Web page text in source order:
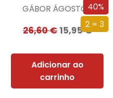
40%
2 = 3
GÁBOR ÁGOSTON
26,60€ 15,95€
Adicionar ao
carrinho